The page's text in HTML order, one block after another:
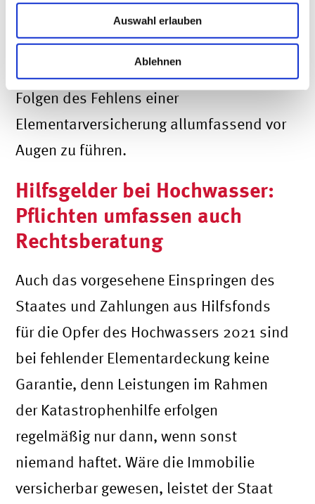
Auswahl erlauben
Ablehnen
zudem stets die Begehung des Objekts
nötig. Schließlich zählt zu den Pflichten
Folgen des Fehlens einer
Elementarversicherung allumfassend vor
Augen zu führen.
Hilfsgelder bei Hochwasser:
Pflichten umfassen auch
Rechtsberatung
Auch das vorgesehene Einspringen des
Staates und Zahlungen aus Hilfsfonds
für die Opfer des Hochwassers 2021 sind
bei fehlender Elementardeckung keine
Garantie, denn Leistungen im Rahmen
der Katastrophenhilfe erfolgen
regelmäßig nur dann, wenn sonst
niemand haftet. Wäre die Immobilie
versicherbar gewesen, leistet der Staat